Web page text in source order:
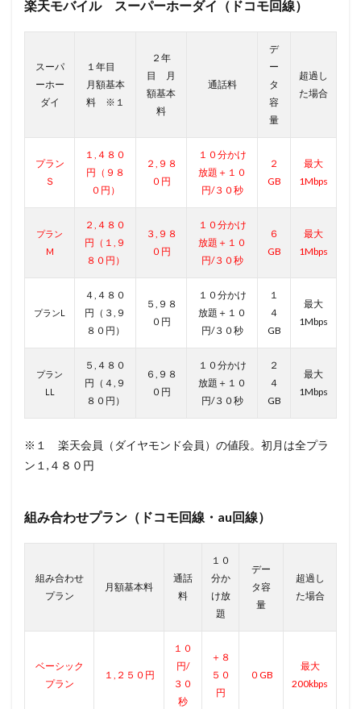
楽天モバイル スーパーホーダイ （ドコモ回線）
スーパ
ーホー
ダイ
１年目
月額基本
料 ※１
２年
目 月
額基本
料
通話料
デ
ー
タ
容
量
超過し
た場合
プラン
Ｓ
１,４８０
円（９８
０円）
２,９８
０円
１０分かけ
放題＋１０
円/３０秒
２
GB
最大
1Mbps
プラン
M
２,４８０
円（１,９
８０円）
３,９８
０円
１０分かけ
放題＋１０
円/３０秒
６
GB
最大
1Mbps
プランL
４,４８０
円（３,９
８０円）
５,９８
０円
１０分かけ
放題＋１０
円/３０秒
１
４
GB
最大
1Mbps
プラン
LL
５,４８０
円（４,９
８０円）
６,９８
０円
１０分かけ
放題＋１０
円/３０秒
２
４
GB
最大
1Mbps
※１ 楽天会員（ダイヤモンド会員）の値段。初月は全プラ
ン１,４８０円
組み合わせプラン（ドコモ回線・au回線）
組み合わせ
プラン
月額基本料
通話
料
１０
分か
け放
題
デー
タ容
量
超過し
た場合
ベーシック
プラン
１,２５０円
１０
円/
３０
秒
＋８
５０
円
０GB
最大
200kbps